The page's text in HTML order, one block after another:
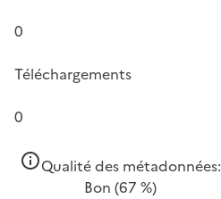
0
Téléchargements
0
Qualité des métadonnées:
Bon (67 %)